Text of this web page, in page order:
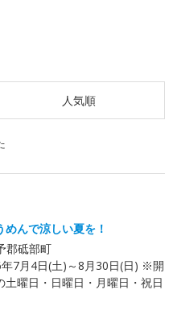
人気順
んで涼しい夏を！
郡砥部町
7月4日(土)～8月30日(日) ※開
土曜日・日曜日・月曜日・祝日